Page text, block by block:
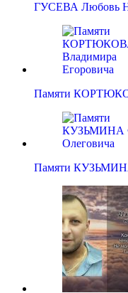
ГУСЕВА Любовь
Памяти
Памяти